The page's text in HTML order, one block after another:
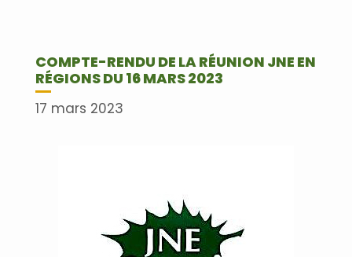
COMPTE-RENDU DE LA RÉUNION JNE EN
RÉGIONS DU 16 MARS 2023
17 mars 2023